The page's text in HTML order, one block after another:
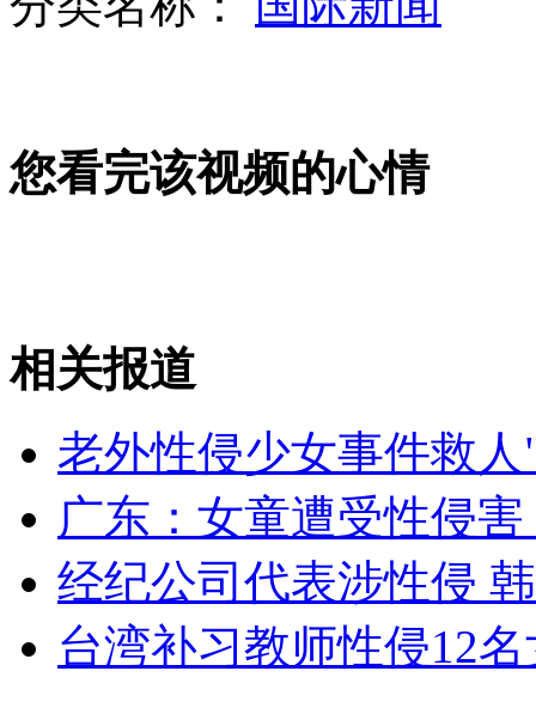
江苏太仓再现死亡江豚 死因不确定
山西运城恶犬咬伤多人 警民合力深夜将其击毙
女孩北京地铁殴打老人 痛下狠手拳打脚踢
您看完该视频的心情
相关报道
老外性侵少女事件救
广东：女童遭受性侵
经纪公司代表涉性侵
台湾补习教师性侵12